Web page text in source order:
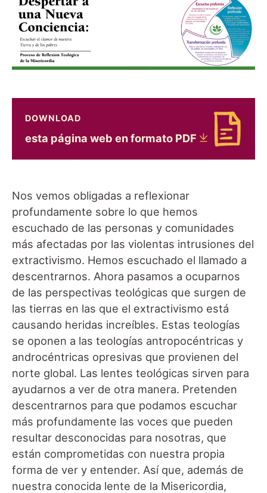
Download esta página web en formato PDF
DOWNLOAD
esta página web en formato PDF
Nos vemos obligadas a reflexionar
profundamente sobre lo que hemos
escuchado de las personas y comunidades
más afectadas por las violentas intrusiones del
extractivismo. Hemos escuchado el llamado a
descentrarnos. Ahora pasamos a ocuparnos
de las perspectivas teológicas que surgen de
las tierras en las que el extractivismo está
causando heridas increíbles. Estas teologías
se oponen a las teologías antropocéntricas y
androcéntricas opresivas que provienen del
norte global. Las lentes teológicas sirven para
ayudarnos a ver de otra manera. Pretenden
descentrarnos para que podamos escuchar
más profundamente las voces que pueden
resultar desconocidas para nosotras, que
están comprometidas con nuestra propia
forma de ver y entender. Así que, además de
nuestra conocida lente de la Misericordia,